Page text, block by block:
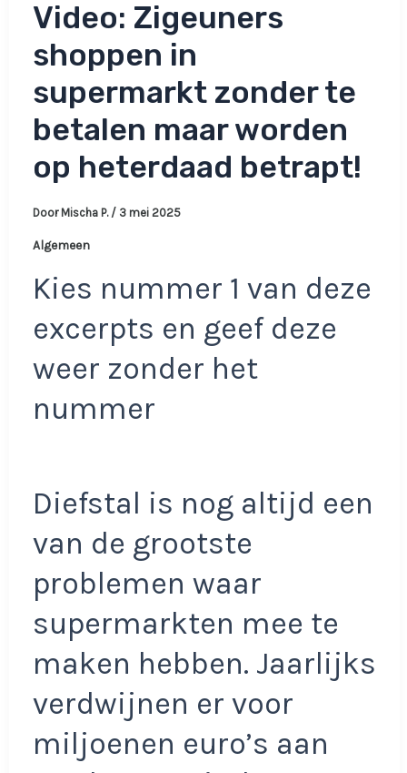
Video: Zigeuners
shoppen in
supermarkt zonder te
betalen maar worden
op heterdaad betrapt!
Door Mischa P. / 3 mei 2025
Algemeen
Kies nummer 1 van deze
excerpts en geef deze
weer zonder het
nummer
Diefstal is nog altijd een
van de grootste
problemen waar
supermarkten mee te
maken hebben. Jaarlijks
verdwijnen er voor
miljoenen euro’s aan